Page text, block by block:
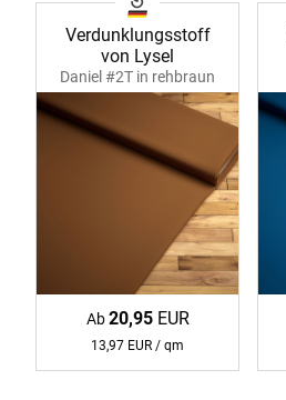
Verdunklungsstoff
von Lysel
Daniel #2T in rehbraun
11219
Ab20,95EUR
13,97 EUR / qm